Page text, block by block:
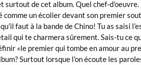
surtout de cet album. Quel chef-
un écolier devant son premier
faut à la bande de Chino! Tu as saisi
qui te charmera sûrement. Sais-tu ce
«le premier qui tombe en amour au
Surtout lorsque l’on écoute les